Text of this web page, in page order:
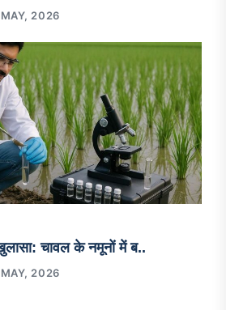
2026
चावल के नमूनों में ब..
2026